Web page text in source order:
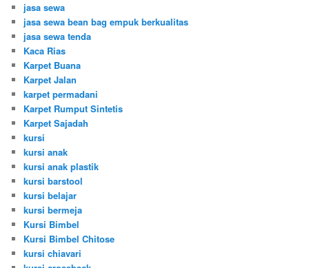
jasa sewa
jasa sewa bean bag empuk berkualitas
jasa sewa tenda
Kaca Rias
Karpet Buana
Karpet Jalan
karpet permadani
Karpet Rumput Sintetis
Karpet Sajadah
kursi
kursi anak
kursi anak plastik
kursi barstool
kursi belajar
kursi bermeja
Kursi Bimbel
Kursi Bimbel Chitose
kursi chiavari